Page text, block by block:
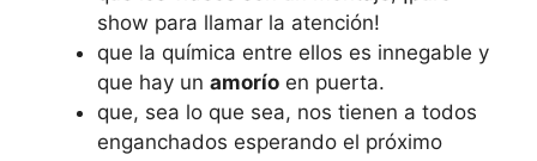
show para llamar la atención!
que la química entre ellos es innegable y
que hay un amorío en puerta.
que, sea lo que sea, nos tienen a todos
enganchados esperando el próximo